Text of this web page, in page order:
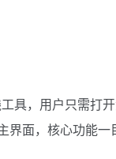
具，用户只需打
面，核心功能